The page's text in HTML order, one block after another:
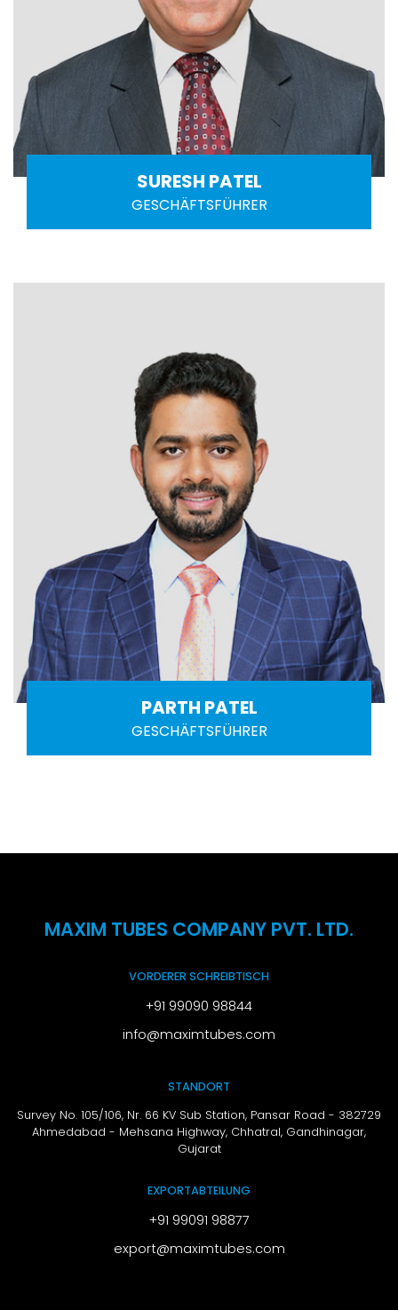
SURESH PATEL
GESCHÄFTSFÜHRER
PARTH PATEL
GESCHÄFTSFÜHRER
MAXIM TUBES COMPANY PVT. LTD.
VORDERER SCHREIBTISCH
+91 99090 98844
info@maximtubes.com
STANDORT
Survey No. 105/106, Nr. 66 KV Sub Station, Pansar Road - 382729
Ahmedabad - Mehsana Highway, Chhatral, Gandhinagar,
Gujarat
EXPORTABTEILUNG
+91 99091 98877
export@maximtubes.com